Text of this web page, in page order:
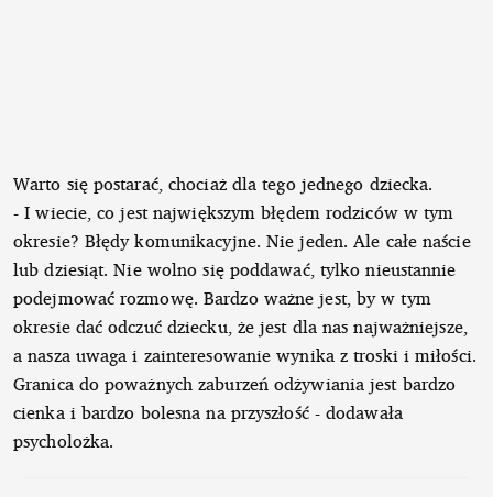
Warto się postarać, chociaż dla tego jednego dziecka.
- I wiecie, co jest największym błędem rodziców w tym
okresie? Błędy komunikacyjne. Nie jeden. Ale całe naście
lub dziesiąt. Nie wolno się poddawać, tylko nieustannie
podejmować rozmowę. Bardzo ważne jest, by w tym
okresie dać odczuć dziecku, że jest dla nas najważniejsze,
a nasza uwaga i zainteresowanie wynika z troski i miłości.
Granica do poważnych zaburzeń odżywiania jest bardzo
cienka i bardzo bolesna na przyszłość - dodawała
psycholożka.